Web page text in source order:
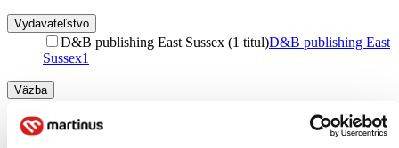
Vydavateľstvo
D&B publishing East Sussex (1 titul)D&B publishing East
Sussex1
Väzba
Zúžiť výber